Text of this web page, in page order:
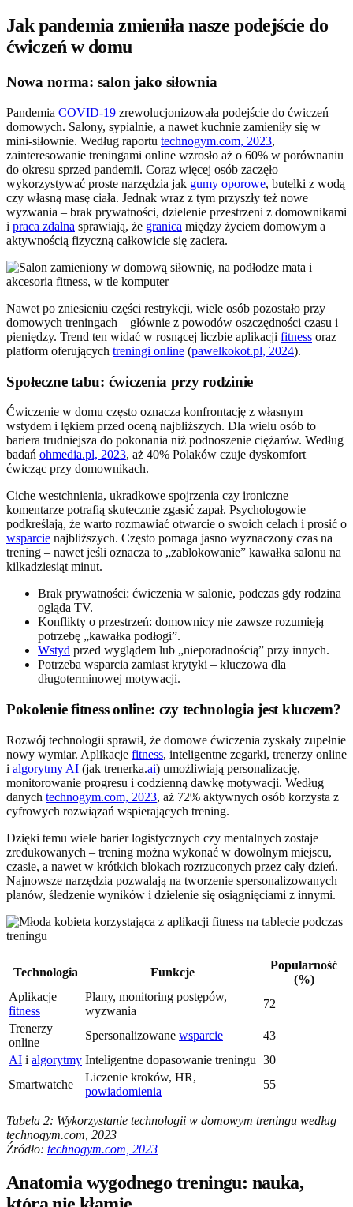
Jak pandemia zmieniła nasze podejście do
ćwiczeń w domu
Nowa norma: salon jako siłownia
Pandemia COVID-19 zrewolucjonizowała podejście do ćwiczeń
domowych. Salony, sypialnie, a nawet kuchnie zamieniły się w
mini-siłownie. Według raportu technogym.com, 2023,
zainteresowanie treningami online wzrosło aż o 60% w porównaniu
do okresu sprzed pandemii. Coraz więcej osób zaczęło
wykorzystywać proste narzędzia jak gumy oporowe, butelki z wodą
czy własną masę ciała. Jednak wraz z tym przyszły też nowe
wyzwania – brak prywatności, dzielenie przestrzeni z domownikami
i praca zdalna sprawiają, że granica między życiem domowym a
aktywnością fizyczną całkowicie się zaciera.
Nawet po zniesieniu części restrykcji, wiele osób pozostało przy
domowych treningach – głównie z powodów oszczędności czasu i
pieniędzy. Trend ten widać w rosnącej liczbie aplikacji fitness oraz
platform oferujących treningi online (pawelkokot.pl, 2024).
Społeczne tabu: ćwiczenia przy rodzinie
Ćwiczenie w domu często oznacza konfrontację z własnym
wstydem i lękiem przed oceną najbliższych. Dla wielu osób to
bariera trudniejsza do pokonania niż podnoszenie ciężarów. Według
badań ohmedia.pl, 2023, aż 40% Polaków czuje dyskomfort
ćwicząc przy domownikach.
Ciche westchnienia, ukradkowe spojrzenia czy ironiczne
komentarze potrafią skutecznie zgasić zapał. Psychologowie
podkreślają, że warto rozmawiać otwarcie o swoich celach i prosić o
wsparcie najbliższych. Często pomaga jasno wyznaczony czas na
trening – nawet jeśli oznacza to „zablokowanie” kawałka salonu na
kilkadziesiąt minut.
Brak prywatności: ćwiczenia w salonie, podczas gdy rodzina
ogląda TV.
Konflikty o przestrzeń: domownicy nie zawsze rozumieją
potrzebę „kawałka podłogi”.
Wstyd przed wyglądem lub „nieporadnością” przy innych.
Potrzeba wsparcia zamiast krytyki – kluczowa dla
długoterminowej motywacji.
Pokolenie fitness online: czy technologia jest kluczem?
Rozwój technologii sprawił, że domowe ćwiczenia zyskały zupełnie
nowy wymiar. Aplikacje fitness, inteligentne zegarki, trenerzy online
i algorytmy AI (jak trenerka.ai) umożliwiają personalizację,
monitorowanie progresu i codzienną dawkę motywacji. Według
danych technogym.com, 2023, aż 72% aktywnych osób korzysta z
cyfrowych rozwiązań wspierających trening.
Dzięki temu wiele barier logistycznych czy mentalnych zostaje
zredukowanych – trening można wykonać w dowolnym miejscu,
czasie, a nawet w krótkich blokach rozrzuconych przez cały dzień.
Najnowsze narzędzia pozwalają na tworzenie spersonalizowanych
planów, śledzenie wyników i dzielenie się osiągnięciami z innymi.
Technologia Funkcje
Popularność
(%)
Aplikacje
fitness
Plany, monitoring postępów,
wyzwania
72
Trenerzy
online
Spersonalizowane wsparcie
43
AI i algorytmy Inteligentne dopasowanie treningu 30
Smartwatche
Liczenie kroków, HR,
powiadomienia
55
Tabela 2: Wykorzystanie technologii w domowym treningu według
technogym.com, 2023
Źródło: technogym.com, 2023
Anatomia wygodnego treningu: nauka,